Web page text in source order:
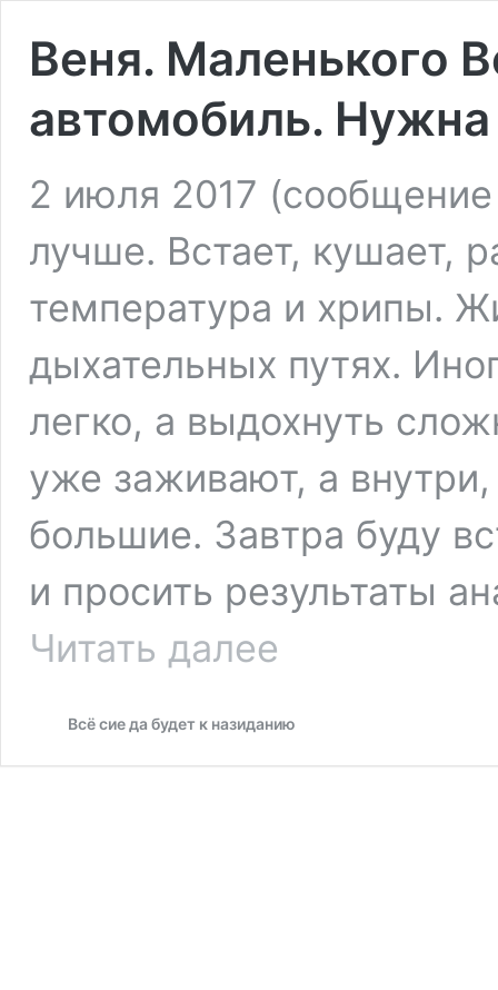
Веня. Маленького
автомобиль.
2 июля 2017
лучше. Встает, кушает,
температура и хрипы.
дыхательных путях.
легко, а выдохнуть
уже заживают, а
большие. Завтра буду
и просить результаты
Читать далее
автомобиль.
помощь.
Всё сие да будет к назиданию